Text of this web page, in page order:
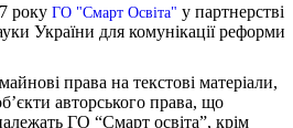
року ГО "Смарт Освіта" у партнерстві
України для комунікації реформи
права на текстові матеріали,
авторського права, що
ГО “Смарт освіта”, крім